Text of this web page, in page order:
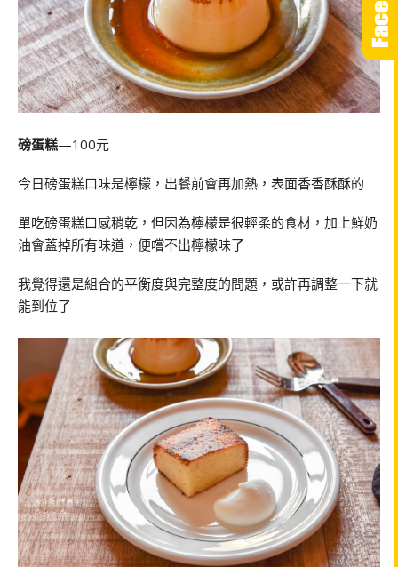
磅蛋糕—100元
今日磅蛋糕口味是檸檬，出餐前會再加熱，表面香香酥酥的
單吃磅蛋糕口感稍乾，但因為檸檬是很輕柔的食材，加上鮮奶
油會蓋掉所有味道，便嚐不出檸檬味了
我覺得還是組合的平衡度與完整度的問題，或許再調整一下就
能到位了